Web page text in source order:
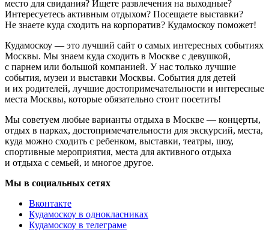
место для свидания? Ищете развлечения на выходные?
Интересуетесь активным отдыхом? Посещаете выставки?
Не знаете куда сходить на корпоратив? Кудамоскоу поможет!
Кудамоскоу — это лучший сайт о самых интересных событиях
Москвы. Мы знаем куда сходить в Москве с девушкой,
с парнем или большой компанией. У нас только лучшие
события, музеи и выставки Москвы. События для детей
и их родителей, лучшие достопримечательности и интересные
места Москвы, которые обязательно стоит посетить!
Мы советуем любые варианты отдыха в Москве — концерты,
отдых в парках, достопримечательности для экскурсий, места,
куда можно сходить с ребенком, выставки, театры, шоу,
спортивные мероприятия, места для активного отдыха
и отдыха с семьей, и многое другое.
Мы в социальных сетях
Вконтакте
Кудамоскоу в однокласниках
Кудамоскоу в телеграме